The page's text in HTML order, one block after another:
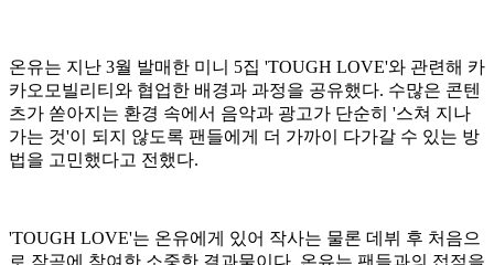
온유는 지난 3월 발매한 미니 5집 'TOUGH LOVE'와 관련해 카
카오모빌리티와 협업한 배경과 과정을 공유했다. 수많은 콘텐
츠가 쏟아지는 환경 속에서 음악과 광고가 단순히 '스쳐 지나
가는 것'이 되지 않도록 팬들에게 더 가까이 다가갈 수 있는 방
법을 고민했다고 전했다.
'TOUGH LOVE'는 온유에게 있어 작사는 물론 데뷔 후 처음으